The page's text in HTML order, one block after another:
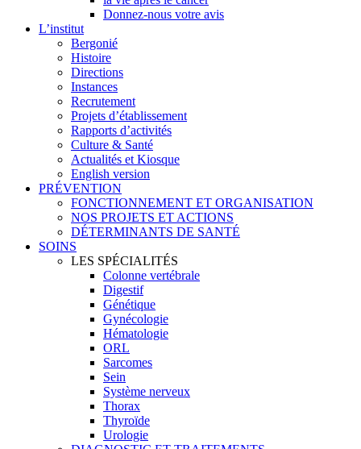
Donnez-nous votre avis
L’institut
Bergonié
Histoire
Directions
Instances
Recrutement
Projets d’établissement
Rapports d’activités
Culture & Santé
Actualités et Kiosque
English version
PRÉVENTION
FONCTIONNEMENT ET ORGANISATION
NOS PROJETS ET ACTIONS
DÉTERMINANTS DE SANTÉ
SOINS
LES SPÉCIALITÉS
Colonne vertébrale
Digestif
Génétique
Gynécologie
Hématologie
ORL
Sarcomes
Sein
Système nerveux
Thorax
Thyroïde
Urologie